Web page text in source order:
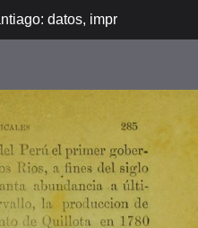
datos, impresiones,